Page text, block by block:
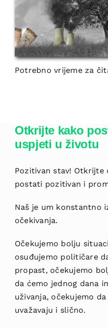
Potrebno vrijeme za
Otkrijte kako
uspjeti u životu
Pozitivan stav! Otkrijte
postati pozitivan i
Naš je um konstantno
očekivanja.
Očekujemo bolju
osuđujemo političare
propast, očekujemo
da ćemo jednog dana
uživanja, očekujemo
uvažavaju i slično.